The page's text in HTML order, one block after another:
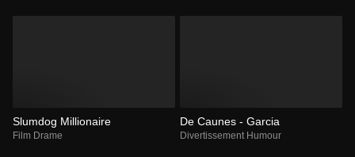
Slumdog Millionaire
Film Drame
De Caunes - Garcia
Divertissement Humour